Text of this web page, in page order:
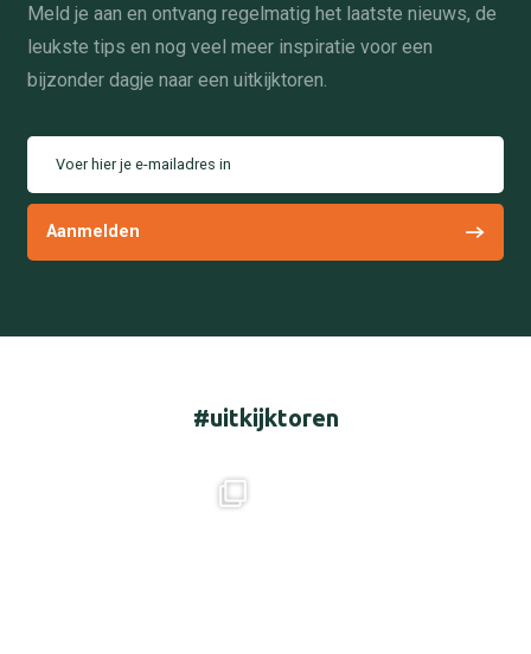
Meld je aan en ontvang regelmatig het laatste nieuws, de
leukste tips en nog veel meer inspiratie voor een
bijzonder dagje naar een uitkijktoren.
Voer hier je e-mailadres in
#uitkijktoren